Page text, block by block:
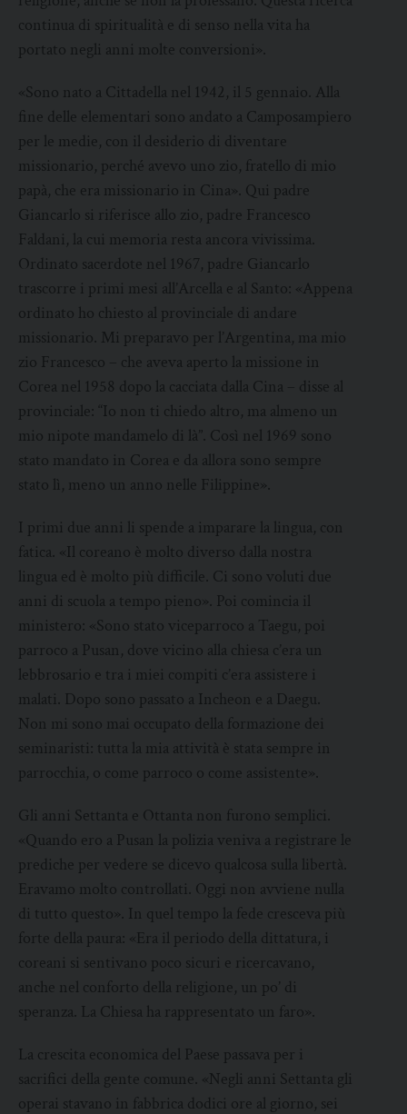
continua di spiritualità e di senso nella vita ha
portato negli anni molte conversioni».
«Sono nato a Cittadella nel 1942, il 5 gennaio. Alla
fine delle elementari sono andato a Camposampiero
per le medie, con il desiderio di diventare
missionario, perché avevo uno zio, fratello di mio
papà, che era missionario in Cina». Qui padre
Giancarlo si riferisce allo zio, padre Francesco
Faldani, la cui memoria resta ancora vivissima.
Ordinato sacerdote nel 1967, padre Giancarlo
trascorre i primi mesi all’Arcella e al Santo: «Appena
ordinato ho chiesto al provinciale di andare
missionario. Mi preparavo per l’Argentina, ma mio
zio Francesco – che aveva aperto la missione in
Corea nel 1958 dopo la cacciata dalla Cina – disse al
provinciale: “Io non ti chiedo altro, ma almeno un
mio nipote mandamelo di là”. Così nel 1969 sono
stato mandato in Corea e da allora sono sempre
stato lì, meno un anno nelle Filippine».
I primi due anni li spende a imparare la lingua, con
fatica. «Il coreano è molto diverso dalla nostra
lingua ed è molto più difficile. Ci sono voluti due
anni di scuola a tempo pieno». Poi comincia il
ministero: «Sono stato viceparroco a Taegu, poi
parroco a Pusan, dove vicino alla chiesa c’era un
lebbrosario e tra i miei compiti c’era assistere i
malati. Dopo sono passato a Incheon e a Daegu.
Non mi sono mai occupato della formazione dei
seminaristi: tutta la mia attività è stata sempre in
parrocchia, o come parroco o come assistente».
Gli anni Settanta e Ottanta non furono semplici.
«Quando ero a Pusan la polizia veniva a registrare le
prediche per vedere se dicevo qualcosa sulla libertà.
Eravamo molto controllati. Oggi non avviene nulla
di tutto questo». In quel tempo la fede cresceva più
forte della paura: «Era il periodo della dittatura, i
coreani si sentivano poco sicuri e ricercavano,
anche nel conforto della religione, un po’ di
speranza. La Chiesa ha rappresentato un faro».
La crescita economica del Paese passava per i
sacrifici della gente comune. «Negli anni Settanta gli
operai stavano in fabbrica dodici ore al giorno, sei